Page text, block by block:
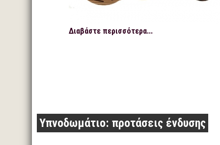
Διαβάστε περισσότερα...
Υπνοδωμάτιο: προτάσεις ένδυσης